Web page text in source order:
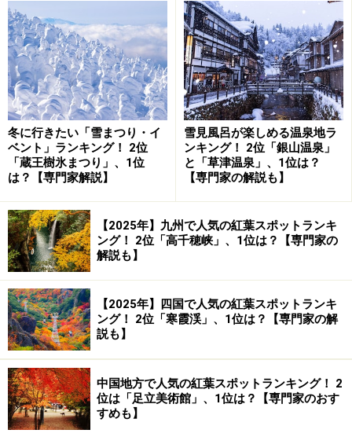
冬に行きたい「雪まつり・イ
ベント」ランキング！ 2位
「蔵王樹氷まつり」、1位
は？【専門家解説】
雪見風呂が楽しめる温泉地ラ
ンキング！ 2位「銀山温泉」
と「草津温泉」、1位は？
【専門家の解説も】
【2025年】九州で人気の紅葉スポットランキ
ング！ 2位「高千穂峡」、1位は？【専門家の
解説も】
【2025年】四国で人気の紅葉スポットランキ
ング！ 2位「寒霞渓」、1位は？【専門家の解
説も】
中国地方で人気の紅葉スポットランキング！ 2
位は「足立美術館」、1位は？【専門家のおす
すめも】